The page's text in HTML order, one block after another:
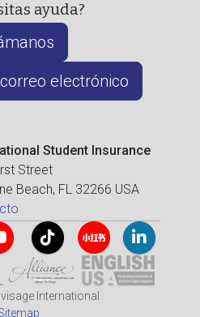
ayuda?
electrónico
Student Insurance
Street
Beach, FL 32266 USA
International